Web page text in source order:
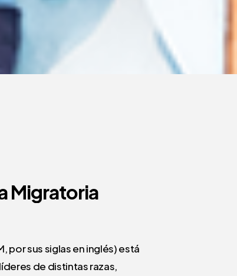
Migratoria
por sus siglas en inglés) está
de distintas razas,